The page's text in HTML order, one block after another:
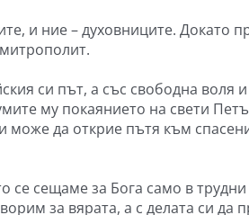
и ние – духовниците. Докато
си път, а със свободна воля
му покаянието на свети
може да открие пътя към
се сещаме за Бога само в
за вярата, а с делата си да